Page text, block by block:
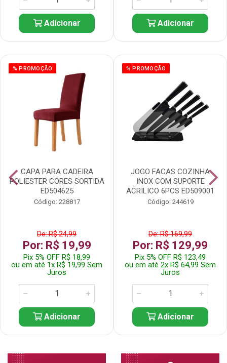
Adicionar Adicionar
% PROMOÇÃO
CAPA PARA CADEIRA
POLIESTER CORES SORTIDA
ED504625
Código: 228817
De: R$ 24,99
Por: R$ 19,99
Pix 5% OFF R$ 18,99
ou em até 1x R$ 19,99 Sem
Juros
Adicionar
% PROMOÇÃO
JOGO FACAS COZINHA
INOX COM SUPORTE
ACRILICO 6PCS ED509001
Código: 244619
De: R$ 169,99
Por: R$ 129,99
Pix 5% OFF R$ 123,49
ou em até 2x R$ 64,99 Sem
Juros
Adicionar